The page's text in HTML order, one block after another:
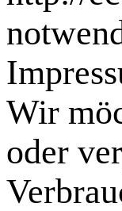
Wir
oder